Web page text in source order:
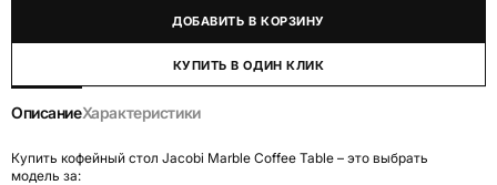
ДОБАВИТЬ В КОРЗИНУ
КУПИТЬ В ОДИН КЛИК
ОписаниеХарактеристики
Купить кофейный стол Jacobi Marble Coffee Table – это выбрать
модель за: